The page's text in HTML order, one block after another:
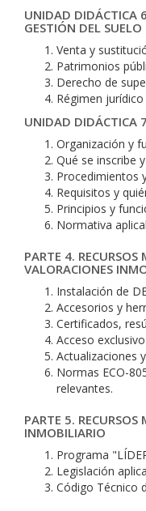
UNIDAD DIDÁCTICA
GESTIÓN DEL SUELO
Venta y
Patrimonios
Derecho de
Régimen
UNIDAD DIDÁCTICA
Organización y
Qué se inscribe
Procedimientos
Requisitos y
Principios y
Normativa
PARTE 4.
VALORACIONES
Instalación de
Accesorios y
Certificados,
Acceso
Actualizaciones
Normas ECO-
relevantes.
PARTE 5.
INMOBILIARIO
Programa
Legislación
Código Técnico